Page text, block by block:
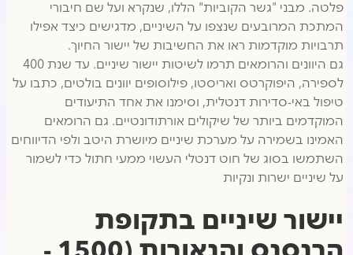
פלטה. מבני "גשר הקוביות" הללו, שנקרא ועל שם חיבורי
המתכת המרובעים שנצפו על השיניים, מדגישים כיצד אפילו
תרבויות מוקדמות ראו את החשיבות של יישור החיוך.
גם היוונים והרומאים תרמו לשיטות יישור שיניים. עד שנת 400
לספירה, היפוקרטס ואריסטו, פילוסופים יוונים בולטים, כתבו על
טיפול באי-סדירות דנטלית, וסימנו את אחד התיעודים
המוקדמים ביותר של שיקולים אורתודונטיים. גם הרומאים
האמינו בשמירה על מערכת שיניים מיושרת היטב ולפי הדיווחים
השתמשו בסוג של חוט דנטלי העשוי ממעי חתול כדי לשמור
על שיניים ישרות ונקיות
יישור שיניים בתקופת